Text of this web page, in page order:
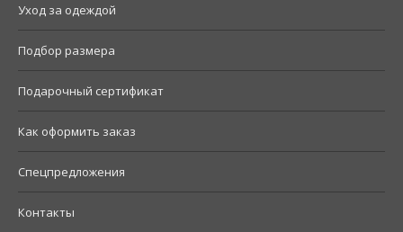
Уход за одеждой
Подбор размера
Подарочный сертификат
Как оформить заказ
Спецпредложения
Контакты